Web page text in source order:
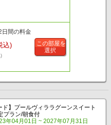
間の料金
込)
この部屋を
選択
ド】プールヴィララグーンスイート
プラン/朝食付
年04月01日 ~ 2027年07月31日